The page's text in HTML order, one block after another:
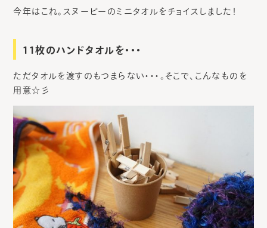
今年はこれ。スヌーピーのミニタオルをチョイスしました！
11枚のハンドタオルを・・・
ただタオルを渡すのもつまらない・・・。そこで、こんなものを
用意☆彡